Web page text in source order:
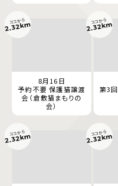
8月16日
予約不要 保護猫譲渡
会（倉敷猫まもりの
会）
ココから
2.32km
第3
ココから
2.32km
ココから
2.32km ココから
2.32km